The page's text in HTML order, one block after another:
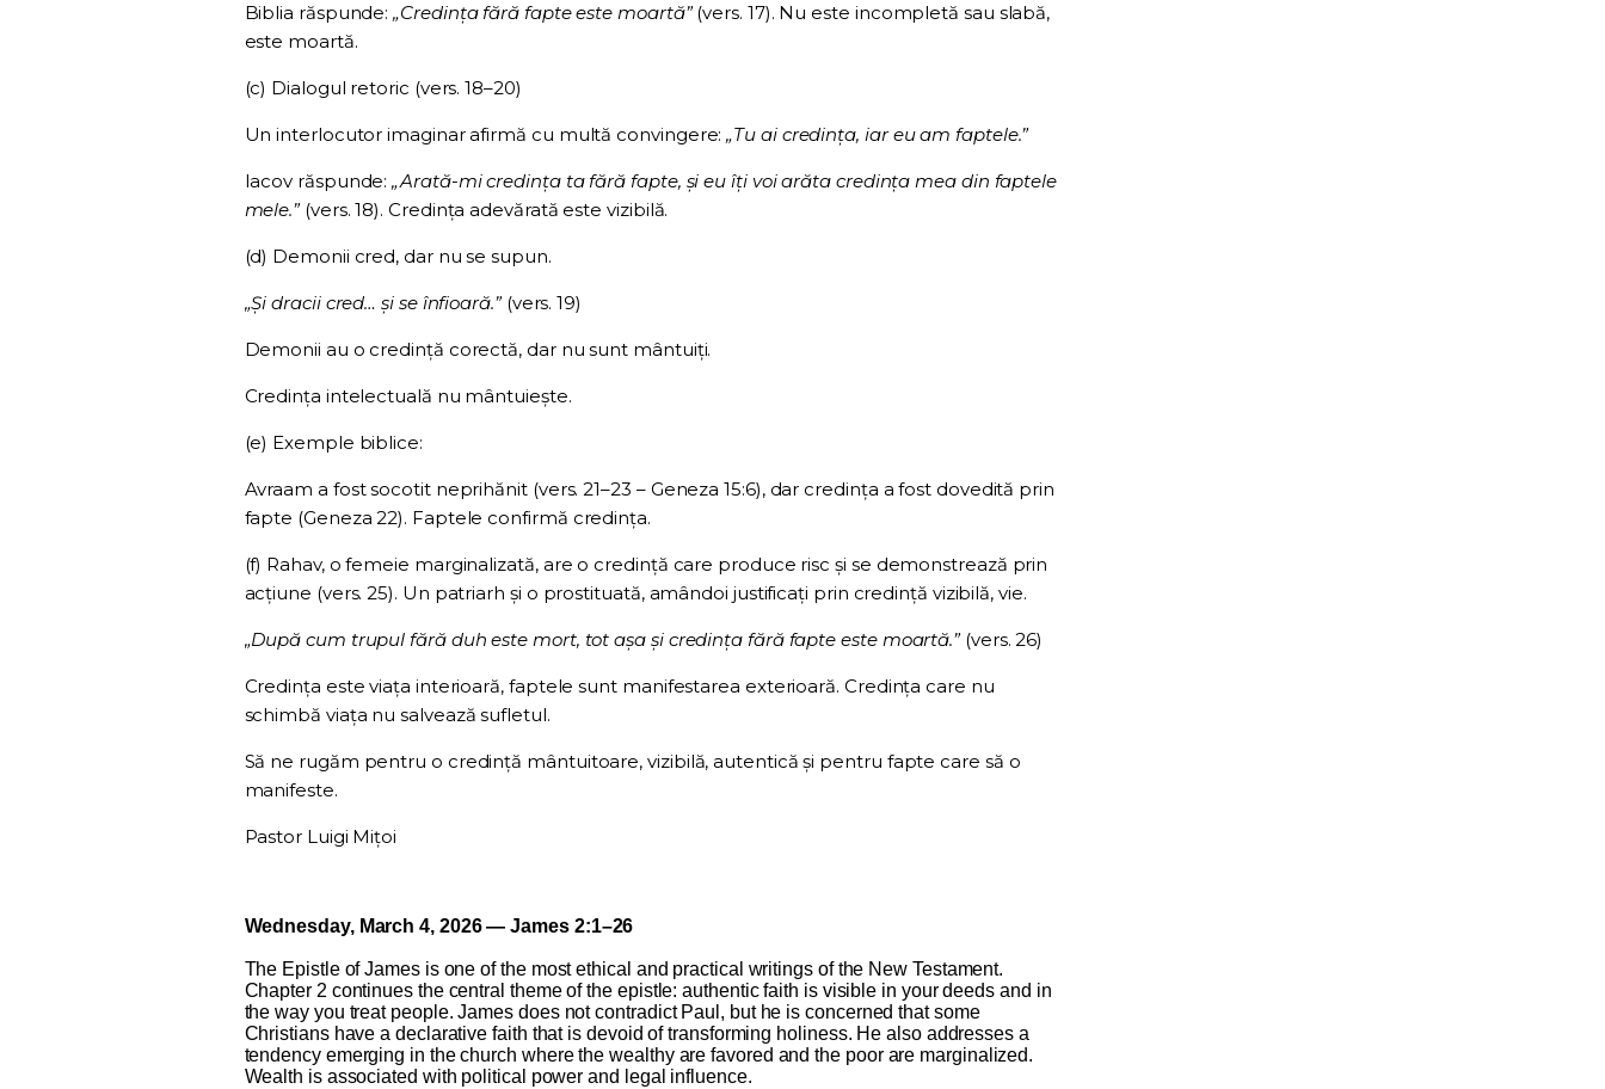
Biblia răspunde:„Credința fără fapte este moartă”(vers. 17). Nu este incompletă sau slabă,
este moartă.
(c) Dialogul retoric (vers. 18–20)
Un interlocutor imaginar afirmă cu multă convingere:„Tu ai credința, iar eu am faptele.”
Iacov răspunde:„Arată-mi credința ta fără fapte, și eu îți voi arăta credința mea din faptele
mele.”(vers. 18). Credința adevărată este vizibilă.
(d) Demonii cred, dar nu se supun.
„Și dracii cred… și se înfioară.”(vers. 19)
Demonii au o credință corectă, dar nu sunt mântuiți.
Credința intelectuală nu mântuiește.
(e) Exemple biblice:
Avraam a fost socotit neprihănit (vers. 21–23 – Geneza 15:6), dar credința a fost dovedită prin
fapte (Geneza 22). Faptele confirmă credința.
(f) Rahav, o femeie marginalizată, are o credință care produce risc și se demonstrează prin
acțiune (vers. 25). Un patriarh și o prostituată, amândoi justificați prin credință vizibilă, vie.
„După cum trupul fără duh este mort, tot așa și credința fără fapte este moartă.”(vers. 26)
Credința este viața interioară, faptele sunt manifestarea exterioară. Credința care nu
schimbă viața nu salvează sufletul.
Să ne rugăm pentru o credință mântuitoare, vizibilă, autentică și pentru fapte care să o
manifeste.
Pastor Luigi Mițoi
Wednesday, March 4, 2026 — James 2:1–26
The Epistle of James is one of the most ethical and practical writings of the New Testament.
Chapter 2 continues the central theme of the epistle: authentic faith is visible in your deeds and in
the way you treat people. James does not contradict Paul, but he is concerned that some
Christians have a declarative faith that is devoid of transforming holiness. He also addresses a
tendency emerging in the church where the wealthy are favored and the poor are marginalized.
Wealth is associated with political power and legal influence.